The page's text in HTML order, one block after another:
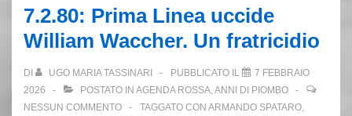
il
Pci
attacca
il
Movimento
7.2.80: Prima Linea uccide
William Waccher. Un fratricidio
DI UGO MARIA TASSINARI PUBBLICATO IL
7 FEBBRAIO
2026
POSTATO IN AGENDA ROSSA,ANNI DI PIOMBO
NESSUN COMMENTO
TAGGATO CON ARMANDO SPATARO,